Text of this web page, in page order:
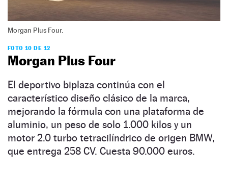
Morgan Plus Four.
FOTO 10 DE 12
Morgan Plus Four
El deportivo biplaza continúa con el
característico diseño clásico de la marca,
mejorando la fórmula con una plataforma de
aluminio, un peso de solo 1.000 kilos y un
motor 2.0 turbo tetracilíndrico de origen BMW,
que entrega 258 CV. Cuesta 90.000 euros.